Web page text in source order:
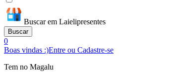
Buscar em Laielipresentes
Buscar
0
Boas vindas :)Entre ou Cadastre-se
Tem no Magalu